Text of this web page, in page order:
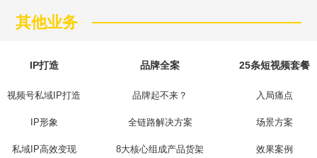
其他业务
IP打造
视频号私域IP打造
IP形象
私域IP高效变现
品牌全案
品牌起不来？
全链路解决方案
8大核心组成产品货架
25条短视频套餐
入局痛点
场景方案
效果案例